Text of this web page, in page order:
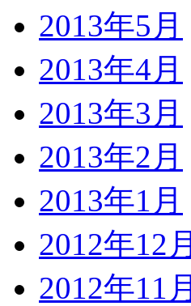
2013年5月
2013年4月
2013年3月
2013年2月
2013年1月
2012年12月
2012年11月